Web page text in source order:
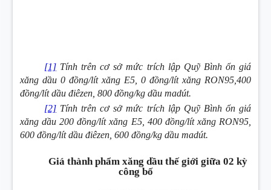
[1] Tính trên cơ sở mức trích lập Quỹ Bình ổn giá
xăng dầu 0 đồng/lít xăng E5, 0 đồng/lít xăng RON95,400
đồng/lít dầu điêzen, 800 đồng/kg dầu madút.
[2] Tính trên cơ sở mức trích lập Quỹ Bình ổn giá
xăng dầu 200 đồng/lít xăng E5, 400 đồng/lít xăng RON95,
600 đồng/lít dầu điêzen, 600 đồng/kg dầu madút.
Giá thành phẩm xăng dầu thế giới giữa 02 kỳ
công bố